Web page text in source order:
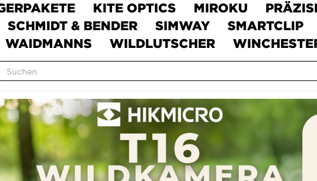
KITE OPTICS MIROKU
SCHMIDT & BENDER SIMWAY SMARTCLIP
WAIDMANNS WILDLUTSCHER